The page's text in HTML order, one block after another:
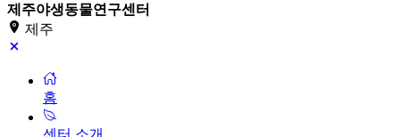
제주야생동물연구센터
제주
홈
센터 소개